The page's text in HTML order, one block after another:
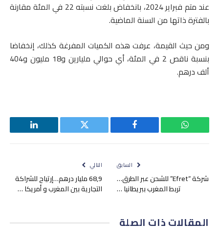
عند متم فبراير 2024، بانخفاض بلغت نسبته 22 في المئة مقارنة
بالفترة ذاتها من السنة الماضية.
ومن حيث القيمة، عرفت هذه الكميات المفرغة كذلك، إنخفاضا
بنسبة ناقص 2 في المئة، أي حوالي مليارين و18 مليون و404
ألف درهم.
واتساب فيسبوك تويتر لينكدإن
السابق
شركة “Efret” للشحن عبر الطرق…
تربط المغرب ببريطانيا …
التالي
68,9 مليار درهم…إرتياح للشراكة
التجارية بين المغرب و أمريكا …
المقالاتذات الصلة